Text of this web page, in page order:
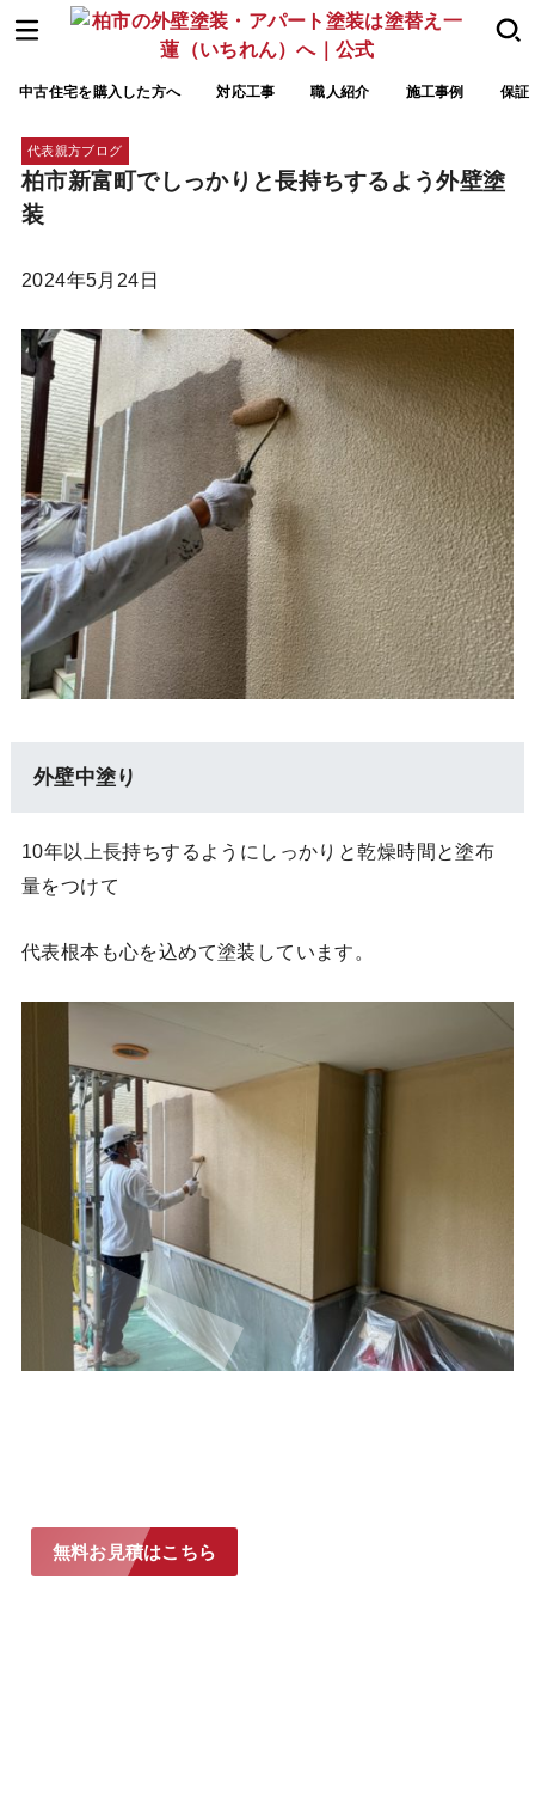
中古住宅を購入した方へ 対応工事 職人紹介 施工事例 保証
代表親方ブログ
柏市新富町でしっかりと長持ちするよう外壁塗
装
2024年5月24日
外壁中塗り
10年以上長持ちするようにしっかりと乾燥時間と塗布
量をつけて
代表根本も心を込めて塗装しています。
無料お見積はこちら